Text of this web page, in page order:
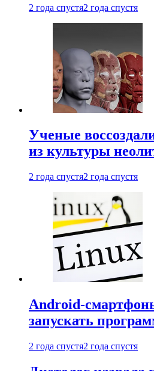
2 года спустя2 года спустя
Ученые
из культуры
2 года спустя2 года спустя
Android-
запускать
2 года спустя2 года спустя